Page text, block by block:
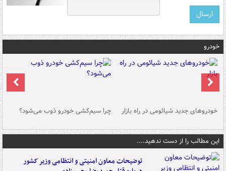
خودرو
خودروهای جدید شیائومی در راه بازار چرا سیم‌کشی خودرو ذوب می‌شود؟
این مطالب را از دست ندهید....
توضیحات معاون امنیتی و انتظامی وزیر کشور